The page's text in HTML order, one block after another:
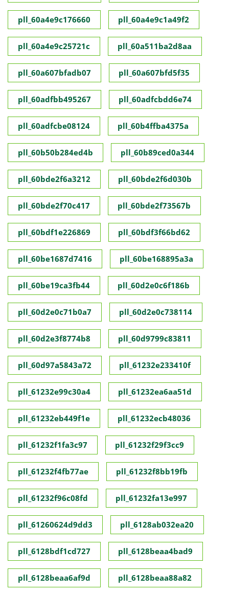
pll_60a4e9c176660 pll_60a4e9c1a49f2
pll_60a4e9c25721c pll_60a511ba2d8aa
pll_60a607bfadb07 pll_60a607bfd5f35
pll_60adfbb495267 pll_60adfcbdd6e74
pll_60adfcbe08124 pll_60b4ffba4375a
pll_60b50b284ed4b pll_60b89ced0a344
pll_60bde2f6a3212 pll_60bde2f6d030b
pll_60bde2f70c417 pll_60bde2f73567b
pll_60bdf1e226869 pll_60bdf3f66bd62
pll_60be1687d7416 pll_60be168895a3a
pll_60be19ca3fb44 pll_60d2e0c6f186b
pll_60d2e0c71b0a7 pll_60d2e0c738114
pll_60d2e3f8774b8 pll_60d9799c83811
pll_60d97a5843a72 pll_61232e233410f
pll_61232e99c30a4 pll_61232ea6aa51d
pll_61232eb449f1e pll_61232ecb48036
pll_61232f1fa3c97 pll_61232f29f3cc9
pll_61232f4fb77ae pll_61232f8bb19fb
pll_61232f96c08fd pll_61232fa13e997
pll_61260624d9dd3 pll_6128ab032ea20
pll_6128bdf1cd727 pll_6128beaa4bad9
pll_6128beaa6af9d pll_6128beaa88a82